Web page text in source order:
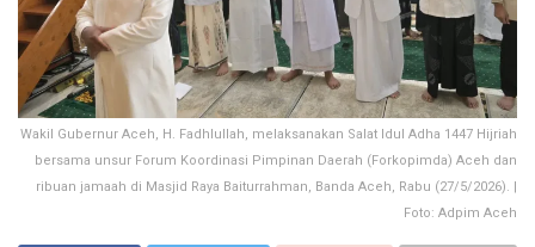
Wakil Gubernur Aceh, H. Fadhlullah, melaksanakan Salat Idul Adha 1447 Hijriah
bersama unsur Forum Koordinasi Pimpinan Daerah (Forkopimda) Aceh dan
ribuan jamaah di Masjid Raya Baiturrahman, Banda Aceh, Rabu (27/5/2026). |
Foto: Adpim Aceh